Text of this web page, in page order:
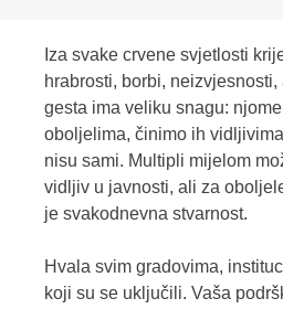
Iza svake crvene svjetlosti
hrabrosti, borbi, neizvjesnosti,
gesta ima veliku snagu:
oboljelima, činimo ih
nisu sami. Multipli mijelom
vidljiv u javnosti, ali za
je svakodnevna stvarnost.
Hvala svim gradovima,
koji su se uključili. Vaša